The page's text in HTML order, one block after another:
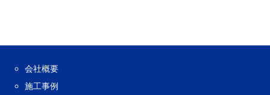
会社概要
施工事例